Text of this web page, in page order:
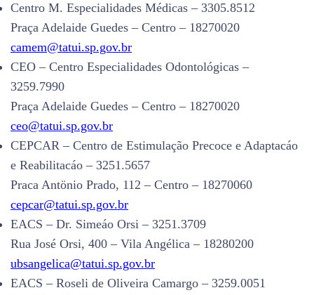
Centro M. Especialidades Médicas – 3305.8512
Praça Adelaide Guedes – Centro – 18270020
camem@tatui.sp.gov.br
CEO – Centro Especialidades Odontológicas –
3259.7990
Praça Adelaide Guedes – Centro – 18270020
ceo@tatui.sp.gov.br
CEPCAR – Centro de Estimulação Precoce e Adaptacáo
e Reabilitacáo – 3251.5657
Praca Antönio Prado, 112 – Centro – 18270060
cepcar@tatui.sp.gov.br
EACS – Dr. Simeáo Orsi – 3251.3709
Rua José Orsi, 400 – Vila Angélica – 18280200
ubsangelica@tatui.sp.gov.br
EACS – Roseli de Oliveira Camargo – 3259.0051